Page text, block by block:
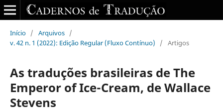
Início / Arquivos /
v. 42 n. 1 (2022): Edição Regular (Fluxo Contínuo)
/ Artigos
As traduções brasileiras de The
Emperor of Ice-Cream, de Wallace
Stevens